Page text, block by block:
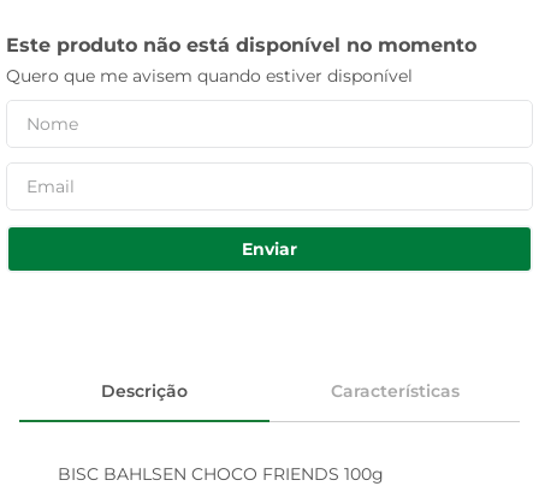
Este produto não está disponível no momento
Quero que me avisem quando estiver disponível
Enviar
Descrição Características
BISC BAHLSEN CHOCO FRIENDS 100g